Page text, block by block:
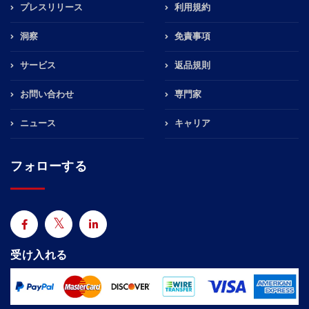
プレスリリース
洞察
サービス
お問い合わせ
ニュース
利用規約
免責事項
返品規則
専門家
キャリア
フォローする
受け入れる